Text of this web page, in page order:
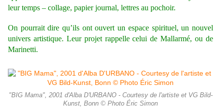
leur temps – collage, papier journal, lettres au pochoir.
On pourrait dire qu’ils ont ouvert un espace spirituel, un nouvel
univers artistique. Leur projet rappelle celui de Mallarmé, ou de
Marinetti.
"BIG Mama", 2001 d'Alba D'URBANO - Courtesy de l'artiste et VG Bild-
Kunst, Bonn © Photo Éric Simon